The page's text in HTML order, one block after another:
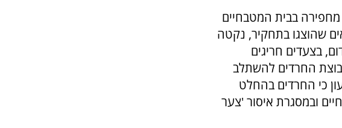
בבית המטבחיים
שהוצגו בתחקיר, נקטה
בצעדים חריגים
החרדים להשתלב
כי החרדים בהחלט
ובמסגרת איסור 'צער